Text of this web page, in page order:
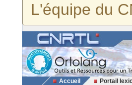
L'équipe du
Accueil Portail